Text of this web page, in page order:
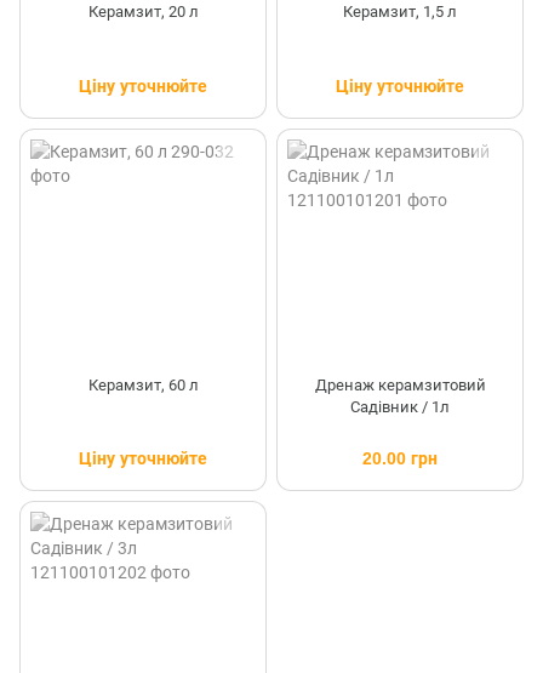
Керамзит, 20 л
Ціну уточнюйте
Керамзит, 1,5 л
Ціну уточнюйте
Керамзит, 60 л
Ціну уточнюйте
Дренаж керамзитовий
Садівник / 1л
20.00 грн